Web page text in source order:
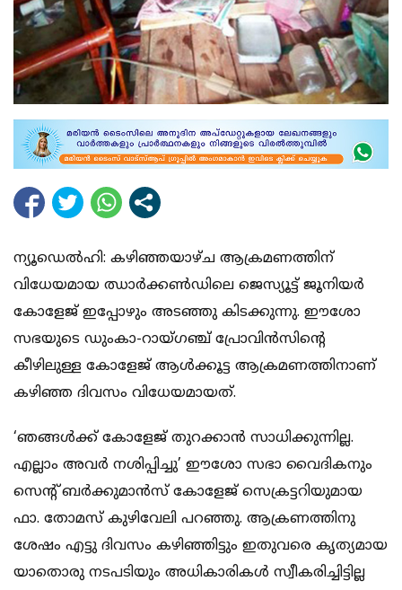
ന്യൂഡെല്‍ഹി: കഴിഞ്ഞയാഴ്ച ആക്രമണത്തിന്
വിധേയമായ ഝാര്‍ക്കണ്‍ഡിലെ ജെസ്യൂട്ട് ജൂനിയര്‍
കോളേജ് ഇപ്പോഴും അടഞ്ഞു കിടക്കുന്നു. ഈശോ
സഭയുടെ ഡുംകാ-റായ്ഗഞ്ച് പ്രോവിന്‍സിന്റെ
കീഴിലുള്ള കോളേജ് ആള്‍ക്കൂട്ട ആക്രമണത്തിനാണ്
കഴിഞ്ഞ ദിവസം വിധേയമായത്.
‘ഞങ്ങള്‍ക്ക് കോളേജ് തുറക്കാന്‍ സാധിക്കുന്നില്ല.
എല്ലാം അവര്‍ നശിപ്പിച്ചു’ ഈശോ സഭാ വൈദികനും
സെന്റ് ബര്‍ക്കുമാന്‍സ് കോളേജ് സെക്രട്ടറിയുമായ
ഫാ. തോമസ് കുഴിവേലി പറഞ്ഞു. ആക്രണത്തിനു
ശേഷം എട്ടു ദിവസം കഴിഞ്ഞിട്ടും ഇതുവരെ കൃത്യമായ
യാതൊരു നടപടിയും അധികാരികള്‍ സ്വീകരിച്ചിട്ടില്ല